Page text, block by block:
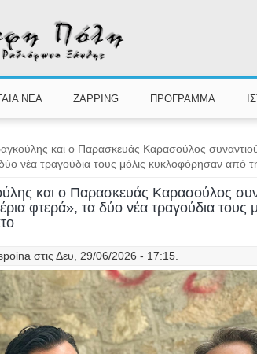
ΝΕΑ ZAPPING ΠΡΟΓΡΑΜΜΑ
και ο Παρασκευάς Καρασούλος
νέα τραγούδια τους μόλις κυκλοφόρησαν από
και ο Παρασκευάς Καρασούλος
φτερά», τα δύο νέα τραγούδια τους
στις Δευ, 29/06/2026 - 17:15.